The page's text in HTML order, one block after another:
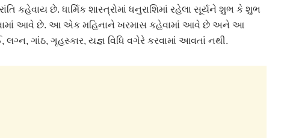
કહેવાય છે. ધાર્મિક શાસ્ત્રોમાં ધનુરાશિમાં રહેલા સૂર્યને શુભ કે શુભ
આવે છે. આ એક મહિનાને ખરમાસ કહેવામાં આવે છે અને આ
ગાંઠ, ગૃહસ્કાર, યજ્ઞ વિધિ વગેરે કરવામાં આવતાં નથી.